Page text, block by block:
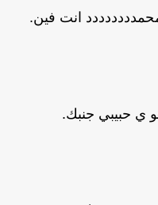
انت فين.
حبيبي جنبك.